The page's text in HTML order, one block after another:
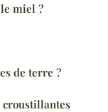
miel ?
de terre ?